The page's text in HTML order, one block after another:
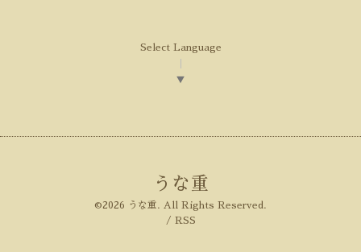
Select Language
▼
うな重
©2026 うな重. All Rights Reserved.
/ RSS